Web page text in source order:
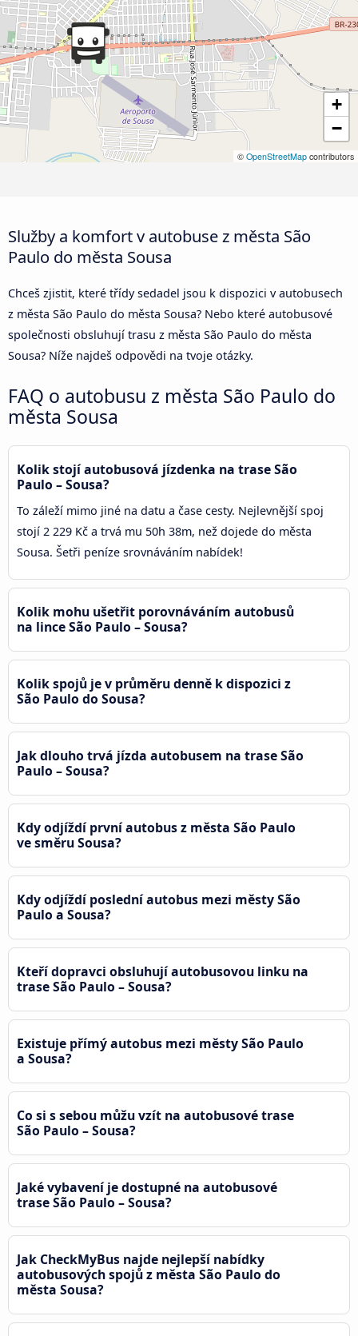
+
−
© OpenStreetMap contributors
Služby a komfort v autobuse z města São
Paulo do města Sousa
Chceš zjistit, které třídy sedadel jsou k dispozici v autobusech
z města São Paulo do města Sousa? Nebo které autobusové
společnosti obsluhují trasu z města São Paulo do města
Sousa? Níže najdeš odpovědi na tvoje otázky.
FAQ o autobusu z města São Paulo do
města Sousa
Kolik stojí autobusová jízdenka na trase São
Paulo – Sousa?
To záleží mimo jiné na datu a čase cesty. Nejlevnější spoj
stojí 2 229 Kč a trvá mu 50h 38m, než dojede do města
Sousa. Šetři peníze srovnáváním nabídek!
Kolik mohu ušetřit porovnáváním autobusů
na lince São Paulo – Sousa?
Kolik spojů je v průměru denně k dispozici z
São Paulo do Sousa?
Jak dlouho trvá jízda autobusem na trase São
Paulo – Sousa?
Kdy odjíždí první autobus z města São Paulo
ve směru Sousa?
Kdy odjíždí poslední autobus mezi městy São
Paulo a Sousa?
Kteří dopravci obsluhují autobusovou linku na
trase São Paulo – Sousa?
Existuje přímý autobus mezi městy São Paulo
a Sousa?
Co si s sebou můžu vzít na autobusové trase
São Paulo – Sousa?
Jaké vybavení je dostupné na autobusové
trase São Paulo – Sousa?
Jak CheckMyBus najde nejlepší nabídky
autobusových spojů z města São Paulo do
města Sousa?